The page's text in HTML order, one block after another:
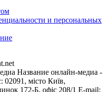
и персональных
Название онлайн-медиа -
02091, місто Київ,
172-Б, офіс 208/1 E-mail: